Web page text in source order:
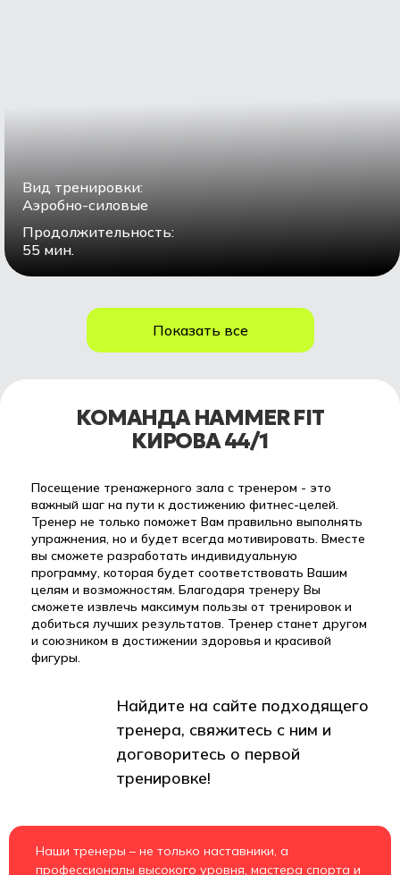
Вид тренировки:
Аэробно-силовые
Продолжительность:
55 мин.
Показать все
КОМАНДА HAMMER FIT
КИРОВА 44/1
Посещение тренажерного зала с тренером - это
важный шаг на пути к достижению фитнес-целей.
Тренер не только поможет Вам правильно выполнять
упражнения, но и будет всегда мотивировать. Вместе
вы сможете разработать индивидуальную
программу, которая будет соответствовать Вашим
целям и возможностям. Благодаря тренеру Вы
сможете извлечь максимум пользы от тренировок и
добиться лучших результатов. Тренер станет другом
и союзником в достижении здоровья и красивой
фигуры.
Найдите на сайте подходящего
тренера, свяжитесь с ним и
договоритесь о первой
тренировке!
Наши тренеры – не только наставники, а
профессионалы высокого уровня, мастера спорта и